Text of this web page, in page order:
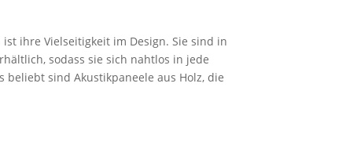
ihre Vielseitigkeit im Design. Sie sind in
sodass sie sich nahtlos in jede
sind Akustikpaneele aus Holz, die